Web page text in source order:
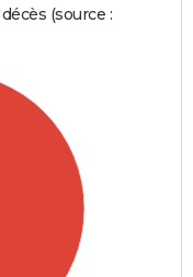
(source :